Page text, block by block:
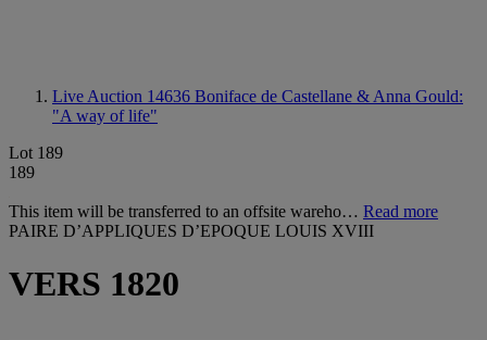
Live Auction 14636 Boniface de Castellane & Anna Gould:
"A way of life"
Lot 189
189
This item will be transferred to an offsite wareho… Read more
PAIRE D’APPLIQUES D’EPOQUE LOUIS XVIII
VERS 1820